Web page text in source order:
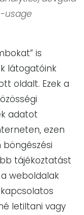
usage
is
látogatóink
oldalt. Ezek a
adatot
ezen
tájékoztatást
weboldalak
letiltani vagy